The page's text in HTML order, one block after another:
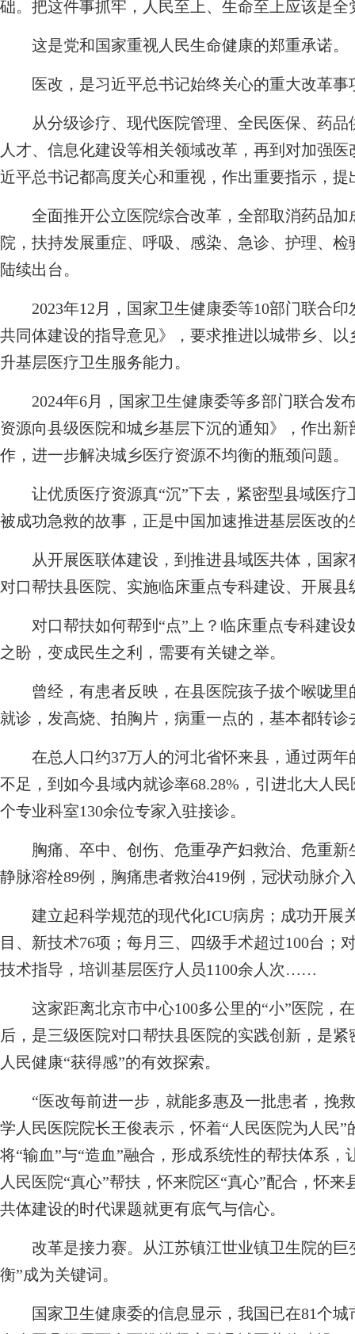
础。把这件事抓牢，人民至上、生命至上应该是
这是党和国家重视人民生命健康的郑重承诺。
医改，是习近平总书记始终关心的重大改革事
从分级诊疗、现代医院管理、全民医保、药品
人才、信息化建设等相关领域改革，再到对加强
近平总书记都高度关心和重视，作出重要指示，提
全面推开公立医院综合改革，全部取消药品加
院，扶持发展重症、呼吸、感染、急诊、护理、
陆续出台。
2023年12月，国家卫生健康委等10部门联合印
共同体建设的指导意见》，要求推进以城带乡、
升基层医疗卫生服务能力。
2024年6月，国家卫生健康委等多部门联合发
资源向县级医院和城乡基层下沉的通知》，作出
作，进一步解决城乡医疗资源不均衡的瓶颈问题。
让优质医疗资源真“沉”下去，紧密型县域医疗
被成功急救的故事，正是中国加速推进基层医改的
从开展医联体建设，到推进县域医共体，国家
对口帮扶县医院、实施临床重点专科建设、开展
对口帮扶如何帮到“点”上？临床重点专科建设
之盼，变成民生之利，需要有关键之举。
曾经，有患者反映，在县医院孩子拔个喉咙里
就诊，发高烧、拍胸片，病重一点的，基本都转诊
在总人口约37万人的河北省怀来县，通过两年
不足，到如今县域内就诊率68.28%，引进北大人
个专业科室130余位专家入驻接诊。
胸痛、卒中、创伤、危重孕产妇救治、危重
静脉溶栓89例，胸痛患者救治419例，冠状动脉介
建立起科学规范的现代化ICU病房；成功开展
目、新技术76项；每月三、四级手术超过100台；
技术指导，培训基层医疗人员1100余人次……
这家距离北京市中心100多公里的“小”医院，在
后，是三级医院对口帮扶县医院的实践创新，是
人民健康“获得感”的有效探索。
“医改每前进一步，就能多惠及一批患者，挽救
学人民医院院长王俊表示，怀着“人民医院为人民
将“输血”与“造血”融合，形成系统性的帮扶体系
人民医院“真心”帮扶，怀来院区“真心”配合，怀
共体建设的时代课题就更有底气与信心。
改革是接力赛。从江苏镇江世业镇卫生院的巨
衡”成为关键词。
国家卫生健康委的信息显示，我国已在81个城